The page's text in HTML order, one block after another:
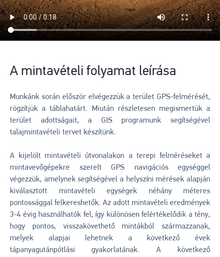
A mintavételi folyamat leírása
Munkánk során először elvégezzük a terület GPS-felmérését,
rögzítjük a táblahatárt. Miután részletesen megismertük a
terület adottságait, a GIS programunk segítségével
talajmintavételi tervet készítünk.
A kijelölt mintavételi útvonalakon a terepi felméréseket a
mintavevőgépekre szerelt GPS navigációs egységgel
végezzük, amelynek segítségével a helyszíni mérések alapján
kiválasztott mintavételi egységek néhány méteres
pontossággal felkereshetők. Az adott mintavételi eredmények
3-4 évig használhatók fel, így különösen felértékelődik a tény,
hogy pontos, visszakövethető mintákból származzanak,
melyek alapjai lehetnek a következő évek
tápanyagutánpótlási gyakorlatának. A következő